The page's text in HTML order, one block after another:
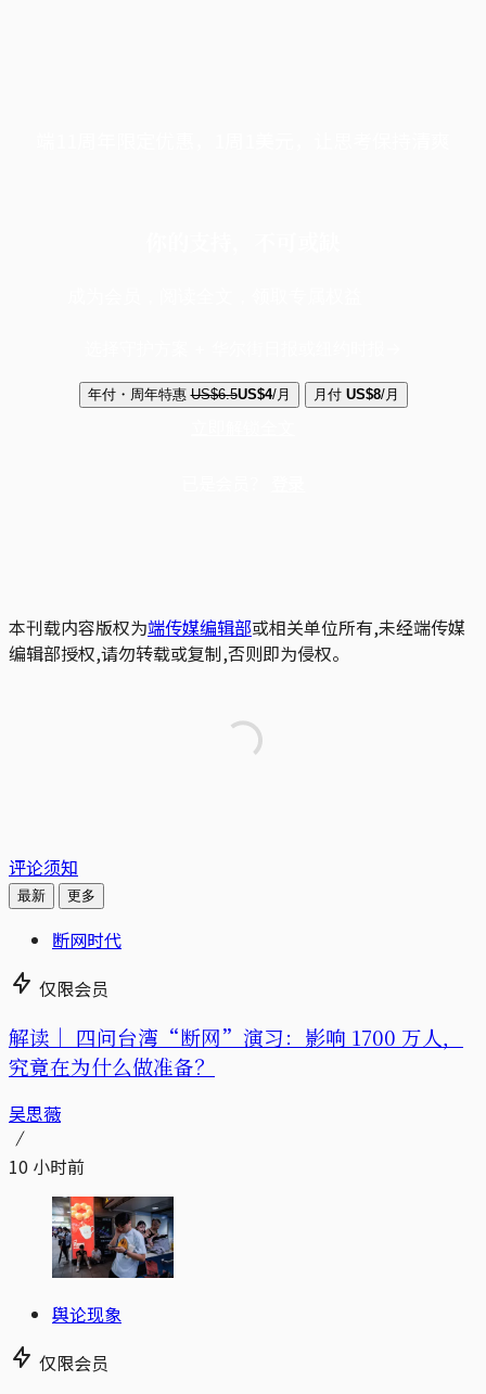
年付・周年特惠 US$6.5US$4/月 月付 US$8/月
本刊载内容版权为端传媒编辑部或相关单位所有,未经端传媒
编辑部授权,请勿转载或复制,否则即为侵权。
评论须知
最新 更多
断网时代
仅限会员
解读｜ 四问台湾“断网”演习：影响 1700 万人，
究竟在为什么做准备？
吴思薇
10 小时前
舆论现象
仅限会员